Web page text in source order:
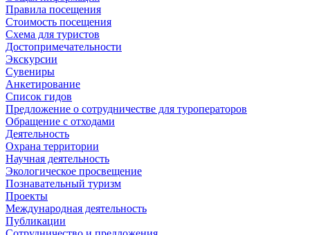
Правила посещения
Стоимость посещения
Схема для туристов
Достопримечательности
Экскурсии
Сувениры
Анкетирование
Список гидов
Предложение о сотрудничестве для туроператоров
Обращение с отходами
Деятельность
Охрана территории
Научная деятельность
Экологическое просвещение
Познавательный туризм
Проекты
Международная деятельность
Публикации